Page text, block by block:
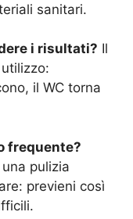
sanitari.
i risultati? Il
il WC torna
frequente?
pulizia
previeni così